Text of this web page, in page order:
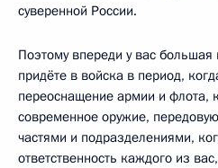
суверенной России.
Поэтому впереди у вас
придёте в войска в период,
переоснащение армии и флота,
современное оружие,
частями и подразделениями,
ответственность каждого из